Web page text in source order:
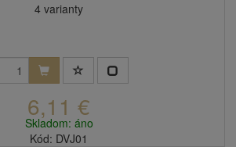
4 varianty
6,11 €
Skladom: áno
Kód: DVJ01